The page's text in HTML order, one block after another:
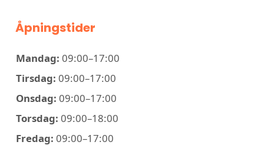
Åpningstider
Mandag: 09:00–17:00
Tirsdag: 09:00–17:00
Onsdag: 09:00–17:00
Torsdag: 09:00–18:00
Fredag: 09:00–17:00